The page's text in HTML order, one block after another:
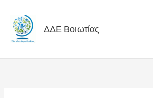
content
ΔΔΕ Βοιωτίας